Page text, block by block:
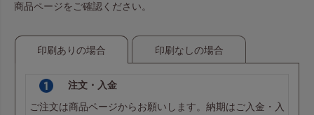
商品ページをご確認ください。
印刷ありの場合 印刷なしの場合
注文・入金
ご注文は商品ページからお願いします。納期はご入金・入